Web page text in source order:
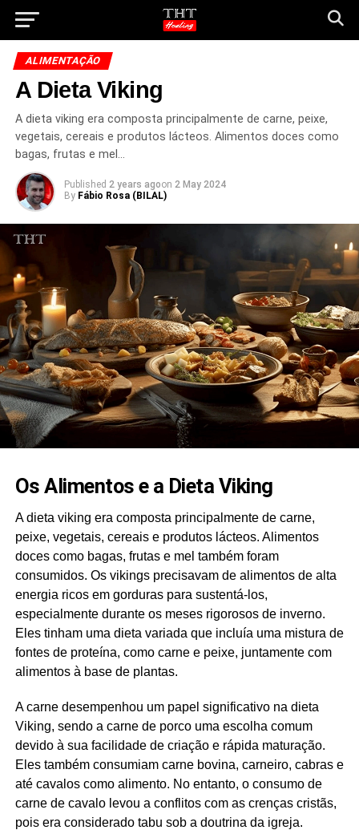
ALIMENTAÇÃO
A Dieta Viking
A dieta viking era composta principalmente de carne, peixe,
vegetais, cereais e produtos lácteos. Alimentos doces como
bagas, frutas e mel…
Published 2 years agoon 2 May 2024
By Fábio Rosa (BILAL)
Os Alimentos e a Dieta Viking
A dieta viking era composta principalmente de carne,
peixe, vegetais, cereais e produtos lácteos. Alimentos
doces como bagas, frutas e mel também foram
consumidos. Os vikings precisavam de alimentos de alta
energia ricos em gorduras para sustentá-los,
especialmente durante os meses rigorosos de inverno.
Eles tinham uma dieta variada que incluía uma mistura de
fontes de proteína, como carne e peixe, juntamente com
alimentos à base de plantas.
A carne desempenhou um papel significativo na dieta
Viking, sendo a carne de porco uma escolha comum
devido à sua facilidade de criação e rápida maturação.
Eles também consumiam carne bovina, carneiro, cabras e
até cavalos como alimento. No entanto, o consumo de
carne de cavalo levou a conflitos com as crenças cristãs,
pois era considerado tabu sob a doutrina da igreja.